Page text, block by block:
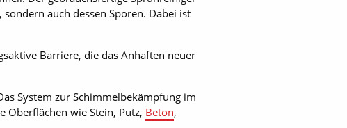
auch dessen Sporen. Dabei ist
Barriere, die das Anhaften neuer
System zur Schimmelbekämpfung im
Oberflächen wie Stein, Putz, Beton,